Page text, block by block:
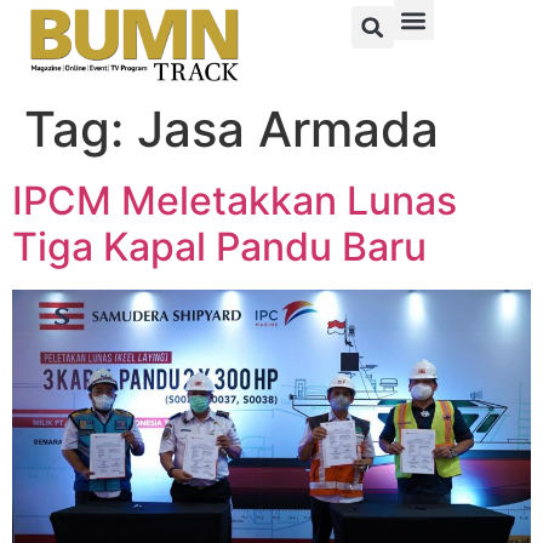
Tag: Jasa Armada
IPCM Meletakkan Lunas
Tiga Kapal Pandu Baru